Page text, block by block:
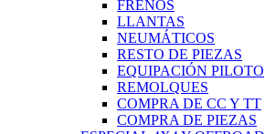
FRENOS
LLANTAS
NEUMÁTICOS
RESTO DE PIEZAS
EQUIPACIÓN PILOTO
REMOLQUES
COMPRA DE CC Y TT
COMPRA DE PIEZAS